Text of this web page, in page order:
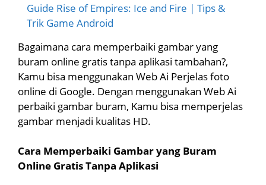
Guide Rise of Empires: Ice and Fire | Tips &
Trik Game Android
Bagaimana cara memperbaiki gambar yang
buram online gratis tanpa aplikasi tambahan?,
Kamu bisa menggunakan Web Ai Perjelas foto
online di Google. Dengan menggunakan Web Ai
perbaiki gambar buram, Kamu bisa memperjelas
gambar menjadi kualitas HD.
Cara Memperbaiki Gambar yang Buram
Online Gratis Tanpa Aplikasi